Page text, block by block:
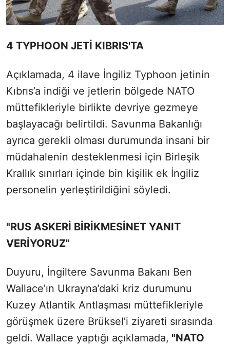
4 TYPHOON JETİ KIBRIS'TA
Açıklamada, 4 ilave İngiliz Typhoon jetinin
Kıbrıs’a indiği ve jetlerin bölgede NATO
müttefikleriyle birlikte devriye gezmeye
başlayacağı belirtildi. Savunma Bakanlığı
ayrıca gerekli olması durumunda insani bir
müdahalenin desteklenmesi için Birleşik
Krallık sınırları içinde bin kişilik ek İngiliz
personelin yerleştirildiğini söyledi.
"RUS ASKERİ BİRİKMESİNET YANIT
VERİYORUZ"
Duyuru, İngiltere Savunma Bakanı Ben
Wallace’ın Ukrayna’daki kriz durumunu
Kuzey Atlantik Antlaşması müttefikleriyle
görüşmek üzere Brüksel’i ziyareti sırasında
geldi. Wallace yaptığı açıklamada, "NATO